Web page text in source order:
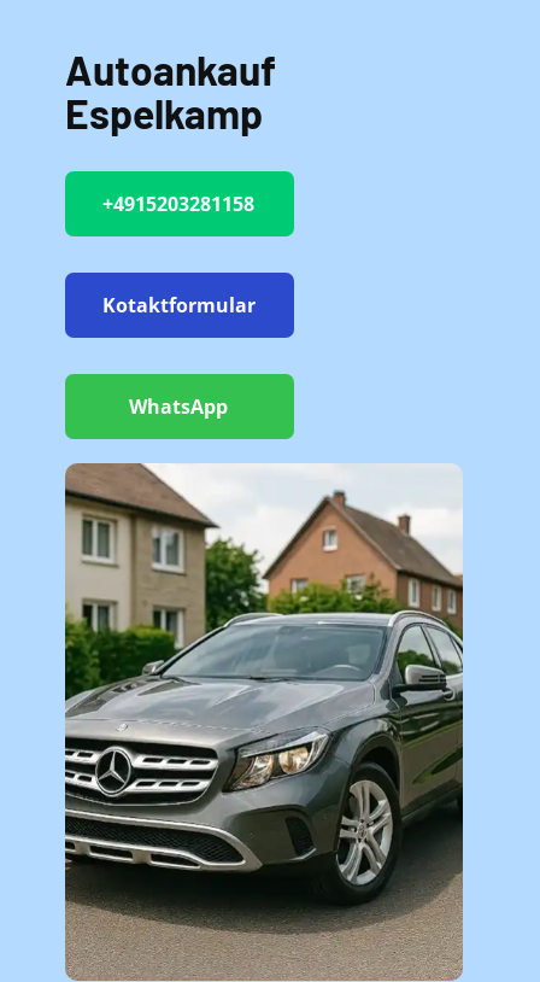
Autoankauf
Espelkamp
+4915203281158
Kotaktformular
WhatsApp